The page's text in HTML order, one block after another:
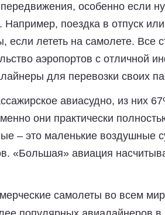
особенно если
поездка в отпуск
если лететь на самолете. Все
аэропортов с отличной
для перевозки своих
авиасудно, из них
они практически
– это маленькие воздушные
«Большая» авиация
самолеты во всем